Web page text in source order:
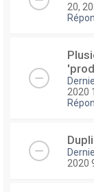
20,
2020
2020